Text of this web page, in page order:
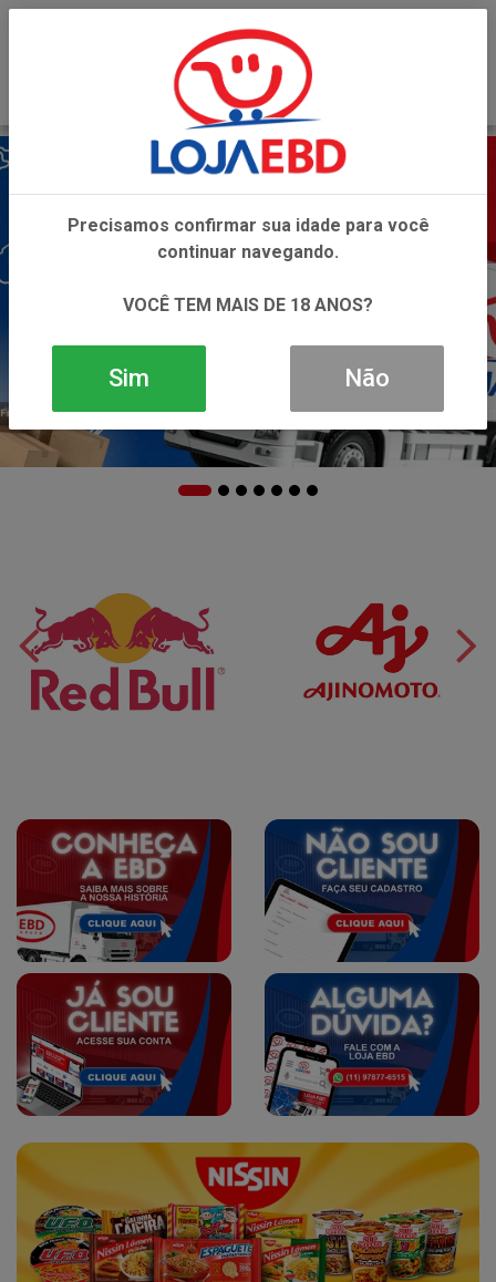
Precisamos confirmar sua idade para você
continuar navegando.
VOCÊ TEM MAIS DE 18 ANOS?
Sim Não